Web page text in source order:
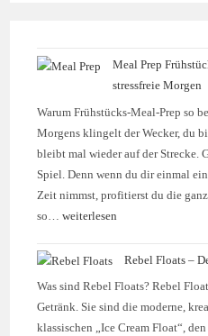
Meal Prep
stressfreie Morgen
Warum Frühstücks-Meal-Prep so
Morgens klingelt der Wecker, du
bleibt mal wieder auf der Strecke.
Spiel. Denn wenn du dir einmal
Zeit nimmst, profitierst du die
so…weiterlesen
Rebel Floats –
Was sind Rebel Floats? Rebel
Getränk. Sie sind die moderne,
klassischen „Ice Cream Float“,